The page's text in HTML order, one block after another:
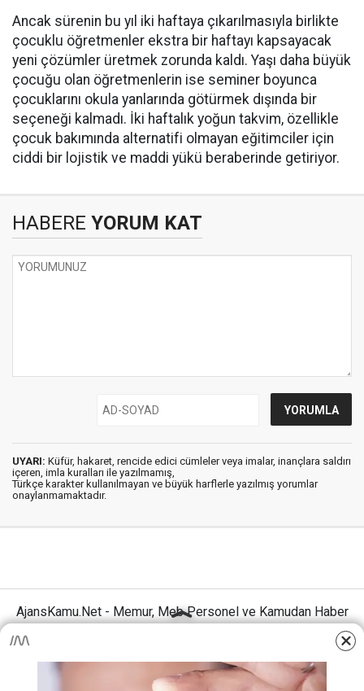
Ancak sürenin bu yıl iki haftaya çıkarılmasıyla birlikte
çocuklu öğretmenler ekstra bir haftayı kapsayacak
yeni çözümler üretmek zorunda kaldı. Yaşı daha büyük
çocuğu olan öğretmenlerin ise seminer boyunca
çocuklarını okula yanlarında götürmek dışında bir
seçeneği kalmadı. İki haftalık yoğun takvim, özellikle
çocuk bakımında alternatifi olmayan eğitimciler için
ciddi bir lojistik ve maddi yükü beraberinde getiriyor.
HABERE YORUM KAT
UYARI: Küfür, hakaret, rencide edici cümleler veya imalar, inançlara saldırı
içeren, imla kuralları ile yazılmamış,
Türkçe karakter kullanılmayan ve büyük harflerle yazılmış yorumlar
onaylanmamaktadır.
AjansKamu.Net - Memur, Meb Personel ve Kamudan Haber
İletişim
Gizlilik İlkeleri